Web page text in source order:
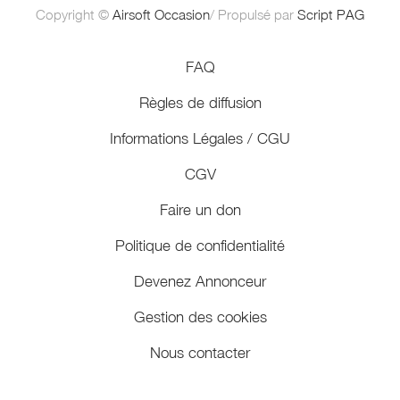
Copyright © Airsoft Occasion/ Propulsé par Script PAG
FAQ
Règles de diffusion
Informations Légales / CGU
CGV
Faire un don
Politique de confidentialité
Devenez Annonceur
Gestion des cookies
Nous contacter